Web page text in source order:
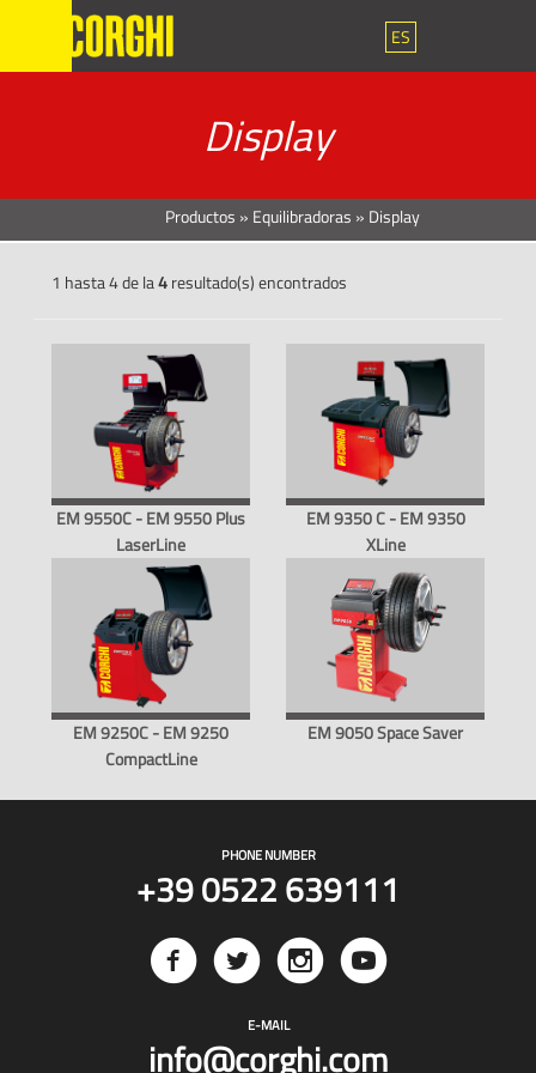
ES
Display
Productos » Equilibradoras » Display
1 hasta 4 de la4resultado(s) encontrados
EM 9550C - EM 9550 Plus
LaserLine
EM 9350 C - EM 9350
XLine
EM 9250C - EM 9250
CompactLine
EM 9050 Space Saver
PHONE NUMBER
+39 0522 639111
E-MAIL
info@corghi.com